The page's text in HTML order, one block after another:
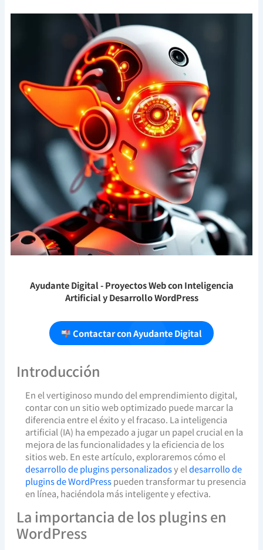
Ayudante Digital- Proyectos Web con Inteligencia
Artificial y Desarrollo WordPress
Contactar con Ayudante Digital
Introducción
En el vertiginoso mundo del emprendimiento digital,
contar con un sitio web optimizado puede marcar la
diferencia entre el éxito y el fracaso. La inteligencia
artificial (IA) ha empezado a jugar un papel crucial en la
mejora de las funcionalidades y la eficiencia de los
sitios web. En este artículo, exploraremos cómo el
desarrollo de plugins personalizadosy eldesarrollo de
plugins de WordPresspueden transformar tu presencia
en línea, haciéndola más inteligente y efectiva.
La importancia de los plugins en
WordPress